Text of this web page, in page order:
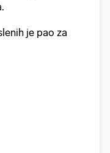
je pao za